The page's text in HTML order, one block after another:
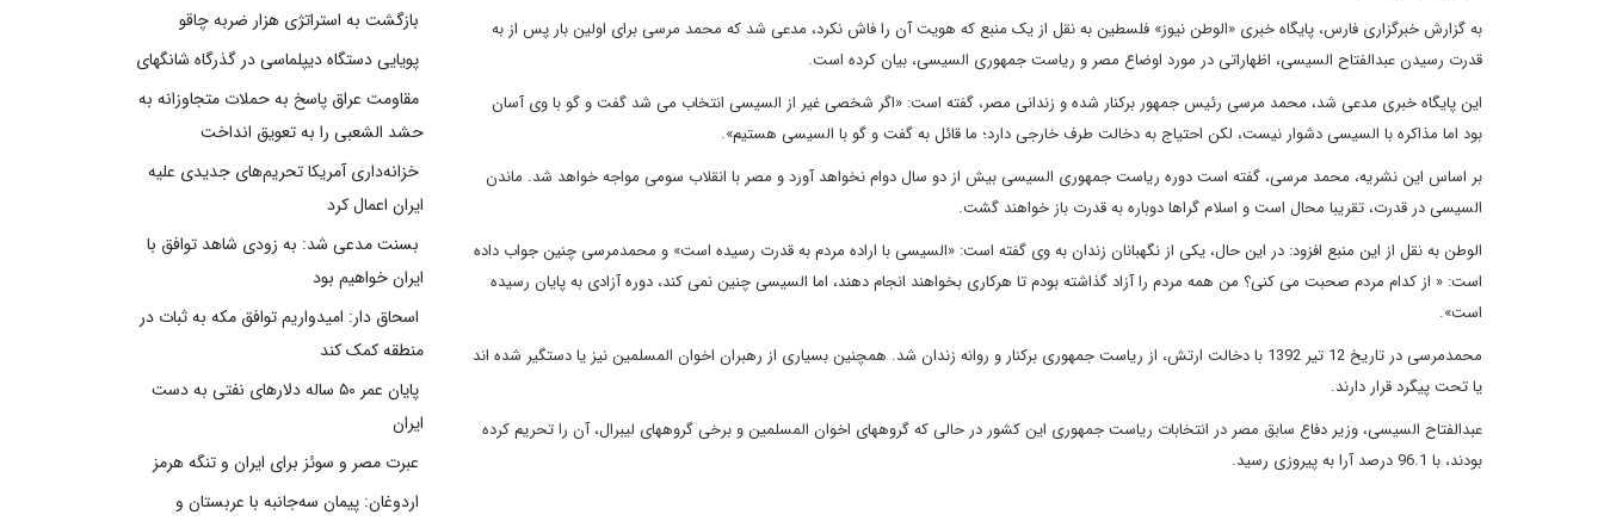
به گزارش خبرگزاری فارس، پایگاه خبری «الوطن نیوز» فلسطین به نقل از یک منبع که هویت آن را فاش نکرد، مدعی شد که محمد مرسی برای اولین بار پس از به
قدرت رسیدن عبدالفتاح السیسی، اظهاراتی در مورد اوضاع مصر و ریاست جمهوری السیسی، بیان کرده است.
این پایگاه خبری مدعی شد، محمد مرسی رئیس جمهور برکنار شده و زندانی مصر، گفته است: «اگر شخصی غیر از السیسی انتخاب می شد گفت و گو با وی آسان
بود اما مذاکره با السیسی دشوار نیست، لکن احتیاج به دخالت طرف خارجی دارد؛ ما قائل به گفت و گو با السیسی هستیم».
بر اساس این نشریه، محمد مرسی، گفته است دوره ریاست جمهوری السیسی بیش از دو سال دوام نخواهد آورد و مصر با انقلاب سومی مواجه خواهد شد. ماندن
السیسی در قدرت، تقریبا محال است و اسلام گراها دوباره به قدرت باز خواهند گشت.
الوطن به نقل از این منبع افزود: در این حال، یکی از نگهبانان زندان به وی گفته است: «السیسی با اراده مردم به قدرت رسیده است» و محمدمرسی چنین جواب داده
است: « از کدام مردم صحبت می کنی؟ من همه مردم را آزاد گذاشته بودم تا هرکاری بخواهند انجام دهند، اما السیسی چنین نمی کند، دوره آزادی به پایان رسیده
است».
محمدمرسی در تاریخ 12 تیر 1392 با دخالت ارتش، از ریاست جمهوری برکنار و روانه زندان شد. همچنین بسیاری از رهبران اخوان المسلمین نیز یا دستگیر شده اند
یا تحت پیگرد قرار دارند.
عبدالفتاح السیسی، وزیر دفاع سابق مصر در انتخابات ریاست جمهوری این کشور در حالی که گروههای اخوان المسلمین و برخی گروههای لیبرال، آن را تحریم کرده
بودند، با 96.1 درصد آرا به پیروزی رسید.
بازگشت به استراتژی هزار ضربه چاقو
پویایی دستگاه دیپلماسی در گذرگاه شانگهای
مقاومت عراق پاسخ به حملات متجاوزانه به
حشد الشعبی را به تعویق انداخت
خزانه‌داری آمریکا تحریم‌های جدیدی علیه
ایران اعمال کرد
بسنت مدعی شد: به زودی شاهد توافق با
ایران خواهیم بود
اسحاق دار: امیدواریم توافق مکه به ثبات در
منطقه کمک کند
پایان عمر ۵۰ ساله دلارهای نفتی به دست
ایران
عبرت مصر و سوئز برای ایران و تنگه هرمز
اردوغان: پیمان سه‌جانبه با عربستان و